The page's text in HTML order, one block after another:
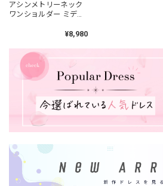
アシンメトリーネック
ワンショルダー ミディ
¥8,980